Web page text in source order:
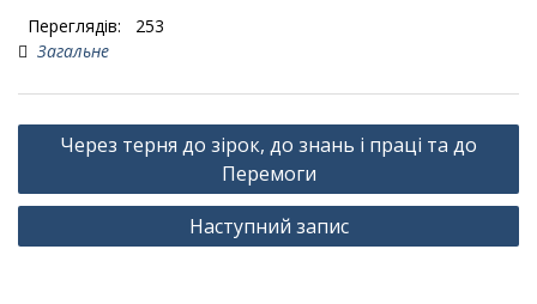
Переглядів:
253
Загальне
Навігація
записів
Через терня до зірок, до знань і праці та до
Перемоги
Наступний запис